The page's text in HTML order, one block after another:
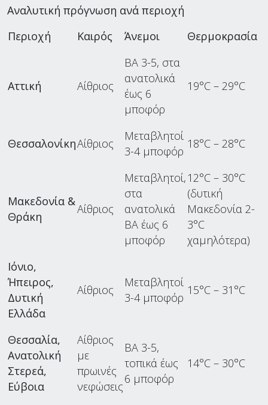
Αναλυτική πρόγνωση ανά περιοχή
Περιοχή
Καιρός Άνεμοι Θερμοκρασία
Αττική Αίθριος
ΒΑ 3-5, στα
ανατολικά
έως 6
μποφόρ
19°C – 29°C
ΘεσσαλονίκηΑίθριος
Μεταβλητοί
3-4 μποφόρ
18°C – 28°C
Μακεδονία &
Θράκη
Αίθριος
Μεταβλητοί,
στα
ανατολικά
ΒΑ έως 6
μποφόρ
12°C – 30°C
(δυτική
Μακεδονία 2-
3°C
χαμηλότερα)
Ιόνιο,
Ήπειρος,
Δυτική
Ελλάδα
Αίθριος
Μεταβλητοί
3-4 μποφόρ
15°C – 31°C
Θεσσαλία,
Ανατολική
Στερεά,
Εύβοια
Αίθριος
με
πρωινές
νεφώσεις
ΒΑ 3-5,
τοπικά έως
6 μποφόρ
14°C – 30°C